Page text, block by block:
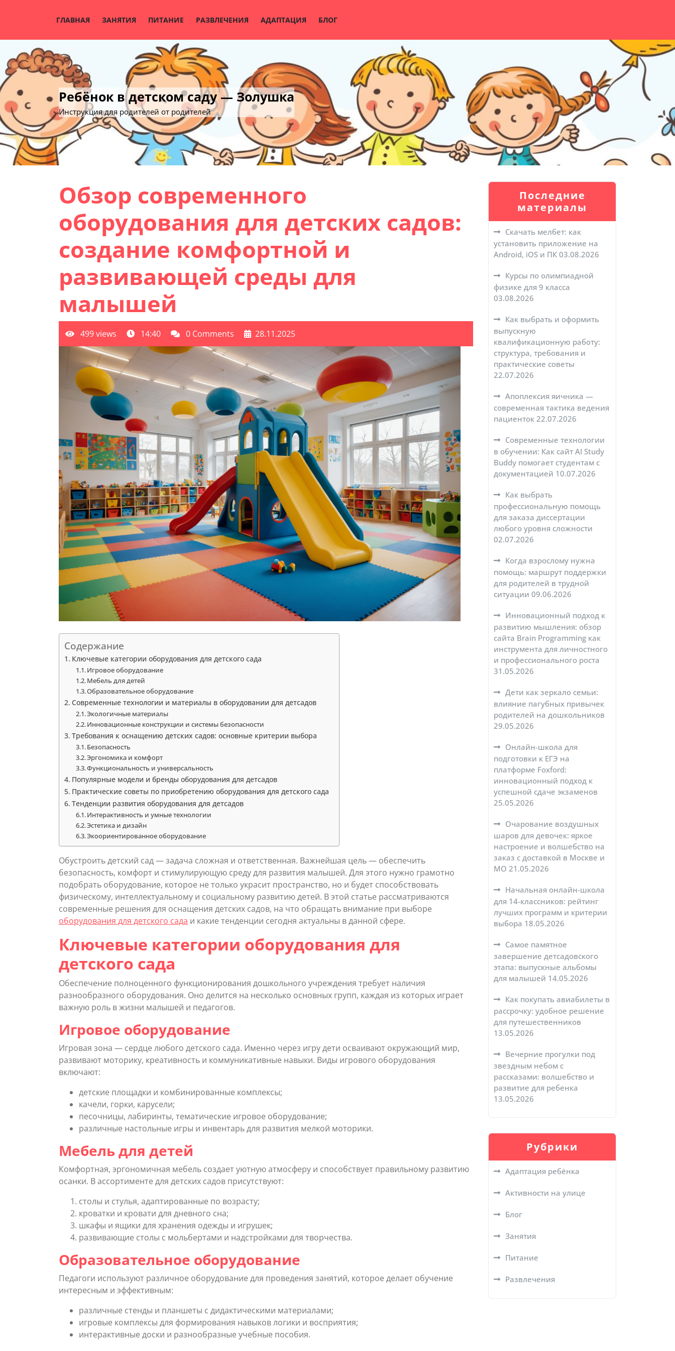
ГЛАВНАЯ ЗАНЯТИЯ ПИТАНИЕ РАЗВЛЕЧЕНИЯ АДАПТАЦИЯ БЛОГ
Ребёнок в детском саду — Золушка
Инструкция для родителей от родителей
Обзор современного
оборудования для детских садов:
создание комфортной и
развивающей среды для
малышей
499 views 14:40 0 Comments 28.11.2025
Содержание
Ключевые категории оборудования для детского сада
Игровое оборудование
Мебель для детей
Образовательное оборудование
Современные технологии и материалы в оборудовании для детсадов
Экологичные материалы
Инновационные конструкции и системы безопасности
Требования к оснащению детских садов: основные критерии выбора
Безопасность
Эргономика и комфорт
Функциональность и универсальность
Популярные модели и бренды оборудования для детсадов
Практические советы по приобретению оборудования для детского сада
Тенденции развития оборудования для детсадов
Интерактивность и умные технологии
Эстетика и дизайн
Экоориентированное оборудование
Обустроить детский сад — задача сложная и ответственная. Важнейшая цель — обеспечить
безопасность, комфорт и стимулирующую среду для развития малышей. Для этого нужно грамотно
подобрать оборудование, которое не только украсит пространство, но и будет способствовать
физическому, интеллектуальному и социальному развитию детей. В этой статье рассматриваются
современные решения для оснащения детских садов, на что обращать внимание при выборе
оборудования для детского сада и какие тенденции сегодня актуальны в данной сфере.
Ключевые категории оборудования для
детского сада
Обеспечение полноценного функционирования дошкольного учреждения требует наличия
разнообразного оборудования. Оно делится на несколько основных групп, каждая из которых играет
важную роль в жизни малышей и педагогов.
Игровое оборудование
Игровая зона — сердце любого детского сада. Именно через игру дети осваивают окружающий мир,
развивают моторику, креативность и коммуникативные навыки. Виды игрового оборудования
включают:
детские площадки и комбинированные комплексы;
качели, горки, карусели;
песочницы, лабиринты, тематические игровое оборудование;
различные настольные игры и инвентарь для развития мелкой моторики.
Мебель для детей
Комфортная, эргономичная мебель создает уютную атмосферу и способствует правильному развитию
осанки. В ассортименте для детских садов присутствуют:
столы и стулья, адаптированные по возрасту;
кроватки и кровати для дневного сна;
шкафы и ящики для хранения одежды и игрушек;
развивающие столы с мольбертами и надстройками для творчества.
Образовательное оборудование
Педагоги используют различное оборудование для проведения занятий, которое делает обучение
интересным и эффективным:
различные стенды и планшеты с дидактическими материалами;
игровые комплексы для формирования навыков логики и восприятия;
интерактивные доски и разнообразные учебные пособия.
Последние
материалы
Скачать мелбет: как
установить приложение на
Android, iOS и ПК 03.08.2026
Курсы по олимпиадной
физике для 9 класса
03.08.2026
Как выбрать и оформить
выпускную
квалификационную работу:
структура, требования и
практические советы
22.07.2026
Апоплексия яичника —
современная тактика ведения
пациенток 22.07.2026
Современные технологии
в обучении: Как сайт AI Study
Buddy помогает студентам с
документацией 10.07.2026
Как выбрать
профессиональную помощь
для заказа диссертации
любого уровня сложности
02.07.2026
Когда взрослому нужна
помощь: маршрут поддержки
для родителей в трудной
ситуации 09.06.2026
Инновационный подход к
развитию мышления: обзор
сайта Brain Programming как
инструмента для личностного
и профессионального роста
31.05.2026
Дети как зеркало семьи:
влияние пагубных привычек
родителей на дошкольников
29.05.2026
Онлайн-школа для
подготовки к ЕГЭ на
платформе Foxford:
инновационный подход к
успешной сдаче экзаменов
25.05.2026
Очарование воздушных
шаров для девочек: яркое
настроение и волшебство на
заказ с доставкой в Москве и
МО 21.05.2026
Начальная онлайн-школа
для 14-классников: рейтинг
лучших программ и критерии
выбора 18.05.2026
Самое памятное
завершение детсадовского
этапа: выпускные альбомы
для малышей 14.05.2026
Как покупать авиабилеты в
рассрочку: удобное решение
для путешественников
13.05.2026
Вечерние прогулки под
звездным небом с
рассказами: волшебство и
развитие для ребенка
13.05.2026
Рубрики
Адаптация ребёнка
Активности на улице
Блог
Занятия
Питание
Развлечения